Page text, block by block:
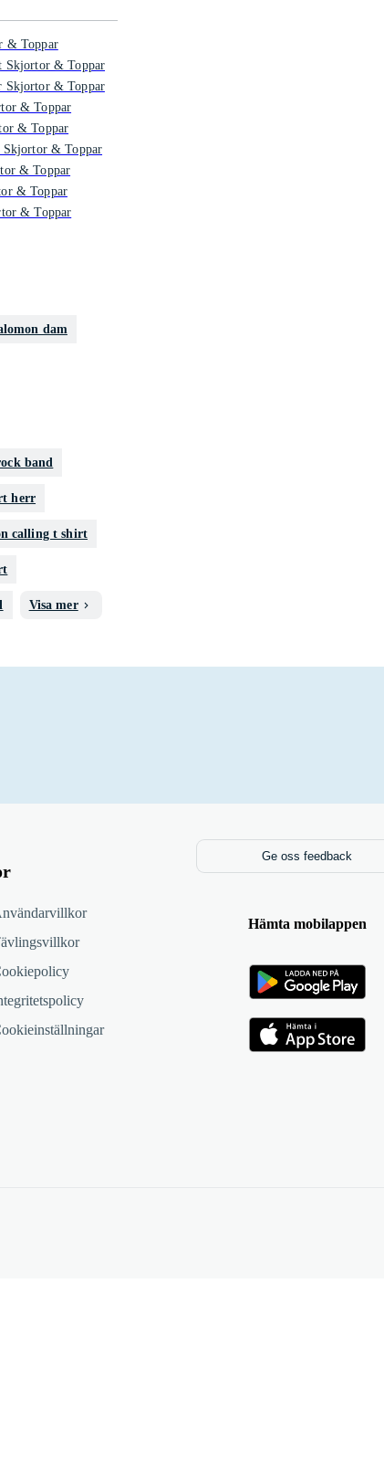
& Toppar
Skjortor & Toppar
Skjortor & Toppar
& Toppar
& Toppar
& Toppar
& Toppar
& Toppar
& Toppar
dam
band
herr
calling t shirt
Visa mer
Ge oss feedback
Hämta mobilappen